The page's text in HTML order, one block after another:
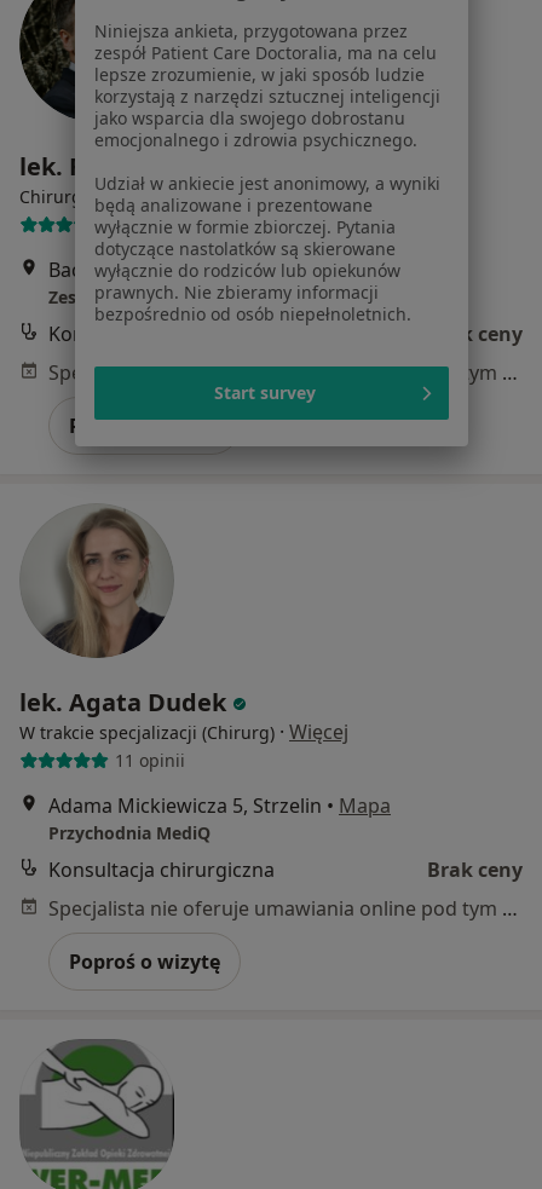
lek. Rafał Kwiatosz
Chirurg, Flebolog·Więcej
27 opinii
Baczyńskiego 1, Oława•Mapa
Zespół Opieki Zdrowotnej w Oławie
Konsultacja chirurgiczna
Brak ceny
Specjalista nie oferuje umawiania online pod tym adresem.
Poproś o wizytę
lek. Agata Dudek
W trakcie specjalizacji (Chirurg) · Więcej
11 opinii
Adama Mickiewicza 5, Strzelin • Mapa
Przychodnia MediQ
Konsultacja chirurgiczna
Brak ceny
Specjalista nie oferuje umawiania online pod tym adresem.
Poproś o wizytę
Niniejsza ankieta, przygotowana przez
zespół Patient Care Doctoralia, ma na celu
lepsze zrozumienie, w jaki sposób ludzie
korzystają z narzędzi sztucznej inteligencji
jako wsparcia dla swojego dobrostanu
emocjonalnego i zdrowia psychicznego.
Udział w ankiecie jest anonimowy, a wyniki
będą analizowane i prezentowane
wyłącznie w formie zbiorczej. Pytania
dotyczące nastolatków są skierowane
wyłącznie do rodziców lub opiekunów
prawnych. Nie zbieramy informacji
bezpośrednio od osób niepełnoletnich.
Start survey